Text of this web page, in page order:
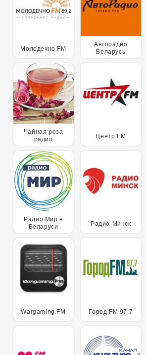
Молодечно FM
Авторадио
Беларусь
Чайная роза
радио
Центр FM
Радио Мир в
Беларуси
Радио-Минск
Wargaming.FM Город FM 97.7